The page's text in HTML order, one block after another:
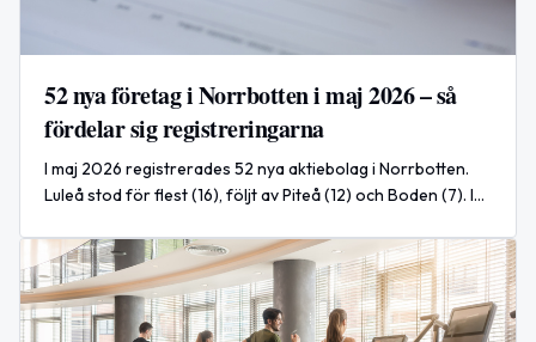
52 nya företag i Norrbotten i maj 2026 – så
fördelar sig registreringarna
I maj 2026 registrerades 52 nya aktiebolag i Norrbotten.
Luleå stod för flest (16), följt av Piteå (12) och Boden (7). I